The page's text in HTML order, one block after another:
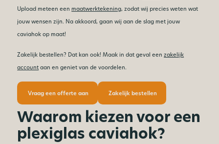
Upload meteen een maatwerktekening, zodat wij precies weten wat
jouw wensen zijn. Na akkoord, gaan wij aan de slag met jouw
caviahok op maat!
Zakelijk bestellen? Dat kan ook! Maak in dat geval eenzakelijk
account aan en geniet van de voordelen.
Vraag een offerte aan Zakelijk bestellen
Waarom kiezen voor een
plexiglas caviahok?